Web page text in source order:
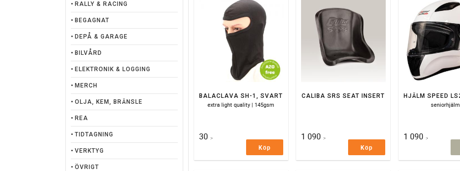
BALACLAVA SH-1, SVART
extra light quality | 145gsm
30 :-
Köp
CALIBA SRS SEAT INSERT
1 090 :-
Köp
seniorhjälm
1 090 :-
RALLY & RACING
BEGAGNAT
DEPÅ & GARAGE
BILVÅRD
ELEKTRONIK & LOGGING
MERCH
OLJA, KEM, BRÄNSLE
REA
TIDTAGNING
VERKTYG
ÖVRIGT